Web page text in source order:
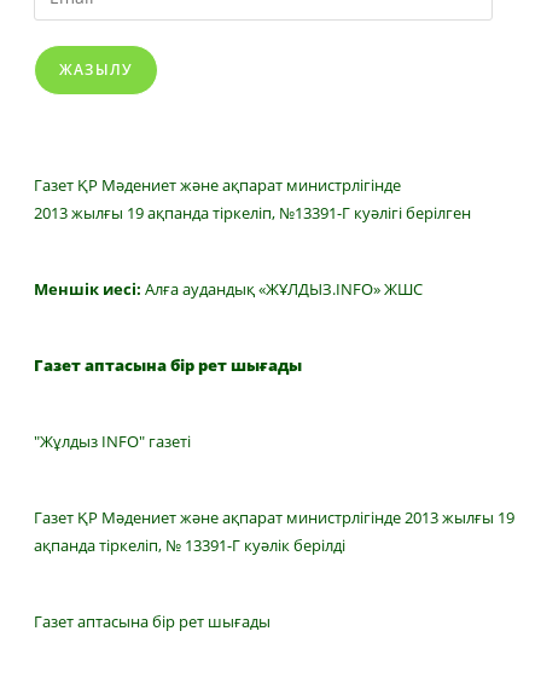
ЖАЗЫЛУ
Газет ҚР Мәдениет және ақпарат министрлігінде
2013 жылғы 19 ақпанда тіркеліп, №13391-Г куәлігі берілген
Меншік иесі: Алға аудандық «ЖҰЛДЫЗ.INFO» ЖШС
Газет аптасына бір рет шығады
"Жұлдыз INFO" газеті
Газет ҚР Мәдениет және ақпарат министрлігінде 2013 жылғы 19
ақпанда тіркеліп, № 13391-Г куәлік берілді
Газет аптасына бір рет шығады